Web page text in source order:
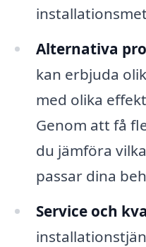
Alternativa
kan erbjuda
med olika
Genom att få
du jämföra
passar dina
Service och